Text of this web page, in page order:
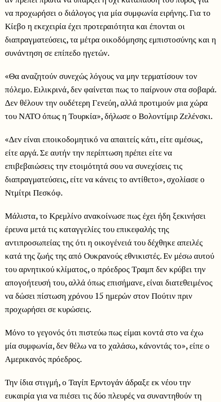
να προχωρήσει ο διάλογος για μία συμφωνία ειρήνης. Για το
Κίεβο η εκεχειρία έχει προτεραιότητα και έπονται οι
διαπραγματεύσεις, τα μέτρα οικοδόμησης εμπιστοσύνης και η
συνάντηση σε επίπεδο ηγετών.
«Θα αναζητούν συνεχώς λόγους να μην τερματίσουν τον
πόλεμο. Ειλικρινά, δεν φαίνεται πως το παίρνουν στα σοβαρά.
Δεν θέλουν την ουδέτερη Γενεύη, αλλά προτιμούν μια χώρα
του ΝΑΤΟ όπως η Τουρκία», δήλωσε ο Βολοντίμιρ Ζελένσκι.
«Δεν είναι εποικοδομητικό να απαιτείς κάτι, είτε αμέσως,
είτε αργά. Σε αυτήν την περίπτωση πρέπει είτε να
επιβεβαιώσεις την ετοιμότητά σου να συνεχίσεις τις
διαπραγματεύσεις, είτε να κάνεις το αντίθετο», σχολίασε ο
Ντμίτρι Πεσκόφ.
Μάλιστα, το Κρεμλίνο ανακοίνωσε πως έχει ήδη ξεκινήσει
έρευνα μετά τις καταγγελίες του επικεφαλής της
αντιπροσωπείας της ότι η οικογένειά του δέχθηκε απειλές
κατά της ζωής της από Ουκρανούς εθνικιστές. Εν μέσω αυτού
του αρνητικού κλίματος, ο πρόεδρος Τραμπ δεν κρύβει την
απογοήτευσή του, αλλά όπως επισήμανε, είναι διατεθειμένος
να δώσει πίστωση χρόνου 15 ημερών στον Πούτιν πριν
προχωρήσει σε κυρώσεις.
Μόνο το γεγονός ότι πιστεύω πως είμαι κοντά στο να έχω
μία συμφωνία, δεν θέλω να το χαλάσω, κάνοντάς το», είπε ο
Αμερικανός πρόεδρος.
Την ίδια στιγμή, ο Ταγίπ Ερντογάν άδραξε εκ νέου την
ευκαιρία για να πιέσει τις δύο πλευρές να συναντηθούν τη